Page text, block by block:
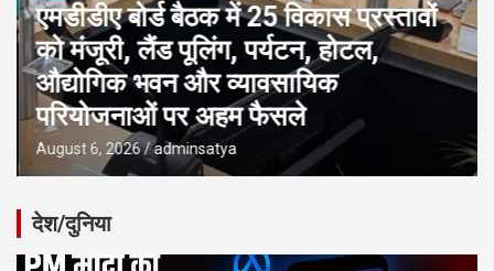
एमडीडीए बोर्ड बैठक में 25 विकास प्रस्तावों
को मंजूरी, लैंड पूलिंग, पर्यटन, होटल,
औद्योगिक भवन और व्यावसायिक
परियोजनाओं पर अहम फैसले
August 6, 2026 adminsatya
देश/दुनिया